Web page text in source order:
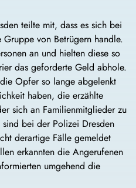
teilte mit, dass es sich bei
von Betrügern handle.
an und hielten diese so
das geforderte Geld abhole.
Opfer so lange abgelenkt
haben, die erzählte
sich an Familienmitglieder zu
bei der Polizei Dresden
derartige Fälle gemeldet
erkannten die Angerufenen
umgehend die